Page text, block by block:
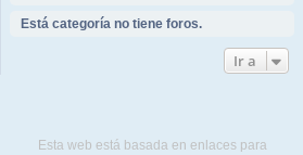
Está categoría no tiene foros.
Ir a
Esta web está basada en enlaces para